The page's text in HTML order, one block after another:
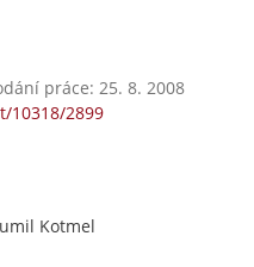
práce: 25. 8. 2008
10318/2899
Kotmel